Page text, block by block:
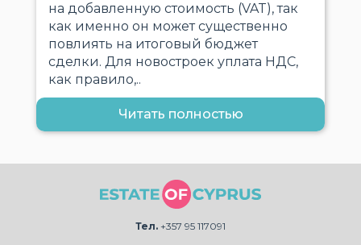
на добавленную стоимость (VAT), так
как именно он может существенно
повлиять на итоговый бюджет
сделки. Для новостроек уплата НДС,
как правило,..
Читать полностью
Тел. +357 95 117091